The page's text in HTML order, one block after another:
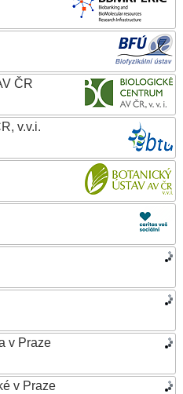
ČR
v.v.i.
v Praze
v Praze